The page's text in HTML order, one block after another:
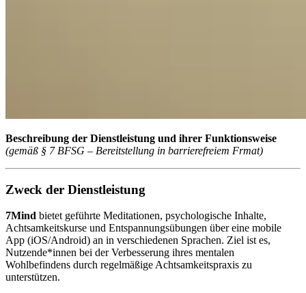
Beschreibung der Dienstleistung und ihrer Funktionsweise
(gemäß § 7 BFSG – Bereitstellung in barrierefreiem Frmat)
Zweck der Dienstleistung
7Mind bietet geführte Meditationen, psychologische Inhalte,
Achtsamkeitskurse und Entspannungsübungen über eine mobile
App (iOS/Android) an in verschiedenen Sprachen. Ziel ist es,
Nutzende*innen bei der Verbesserung ihres mentalen
Wohlbefindens durch regelmäßige Achtsamkeitspraxis zu
unterstützen.